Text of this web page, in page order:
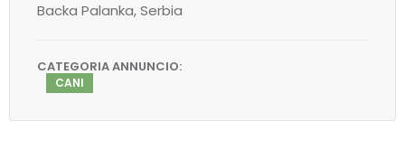
Backa Palanka, Serbia
CATEGORIA ANNUNCIO:
CANI